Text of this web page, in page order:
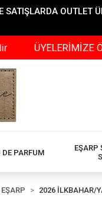
SATIŞLARDA
DE PARFUM
EŞARP
2026 İLKBAHAR/